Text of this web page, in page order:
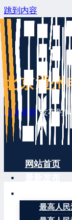
跳到内容
网站首页
最高人民
北京通
王康律师 发布时间
2022年6月